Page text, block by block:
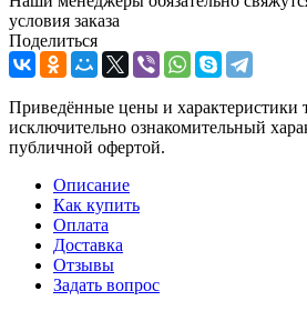
условия заказа
Поделиться
Приведённые цены и характеристики
исключительно ознакомительный
публичной офертой.
Описание
Как купить
Оплата
Доставка
Отзывы
Задать вопрос